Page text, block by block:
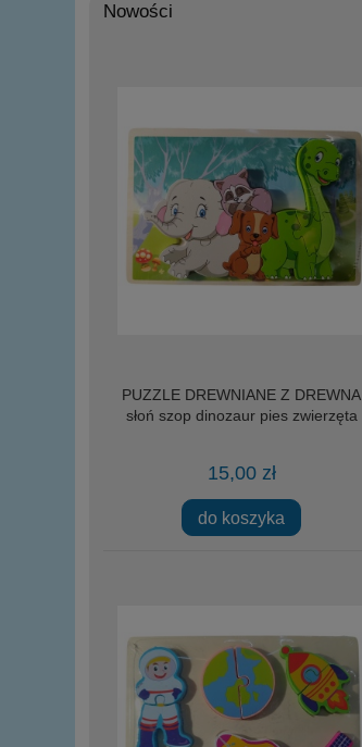
Nowości
PUZZLE DREWNIANE Z DREWNA
słoń szop dinozaur pies zwierzęta
15,00 zł
do koszyka